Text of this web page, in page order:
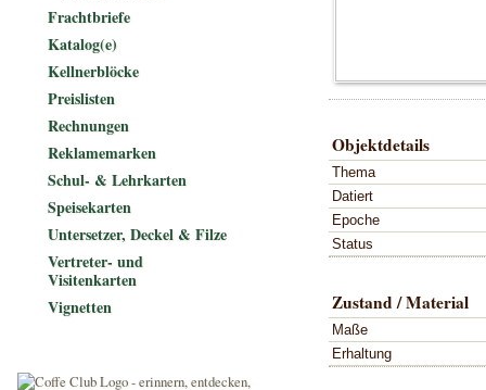
Objektdetails
Thema
Datiert
Epoche
Status
Zustand / Material
Maße
Erhaltung
Frachtbriefe
Katalog(e)
Kellnerblöcke
Preislisten
Rechnungen
Reklamemarken
Schul- & Lehrkarten
Speisekarten
Untersetzer, Deckel & Filze
Vertreter- und
Visitenkarten
Vignetten